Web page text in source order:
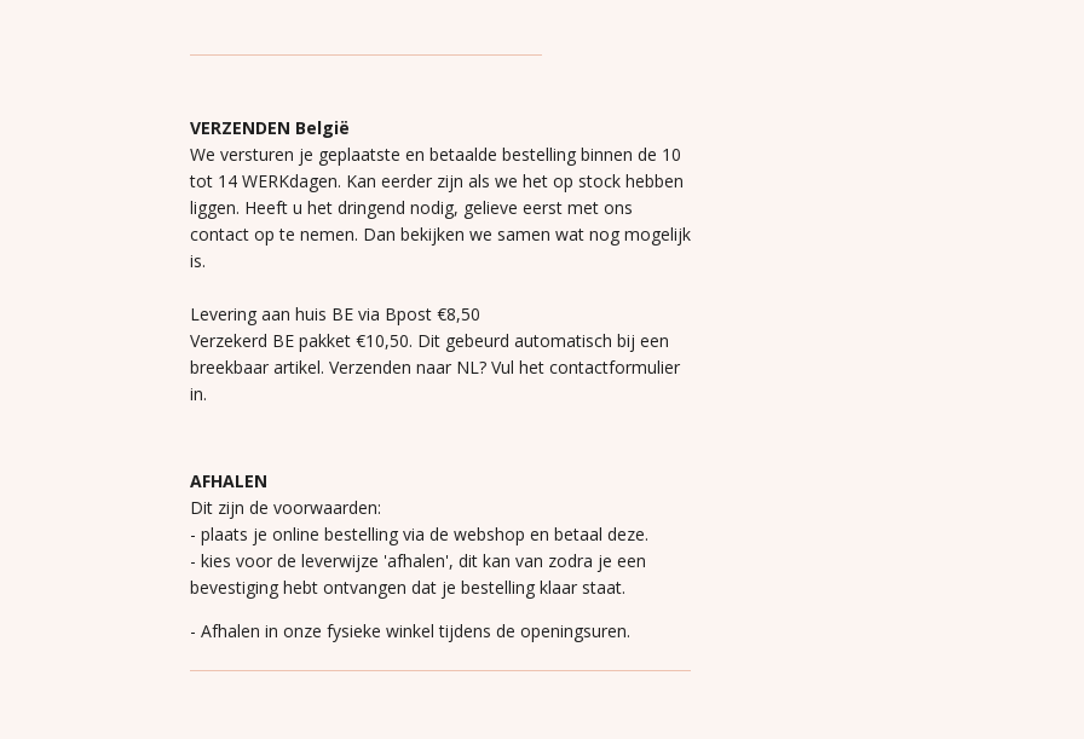
VERZENDEN België
We versturen je geplaatste en betaalde bestelling binnen de 10
tot 14 WERKdagen. Kan eerder zijn als we het op stock hebben
liggen. Heeft u het dringend nodig, gelieve eerst met ons
contact op te nemen. Dan bekijken we samen wat nog mogelijk
is.
Levering aan huis BE via Bpost €8,50
Verzekerd BE pakket €10,50. Dit gebeurd automatisch bij een
breekbaar artikel. Verzenden naar NL? Vul het contactformulier
in.
AFHALEN
Dit zijn de voorwaarden:
- plaats je online bestelling via de webshop en betaal deze.
- kies voor de leverwijze 'afhalen', dit kan van zodra je een
bevestiging hebt ontvangen dat je bestelling klaar staat.
- Afhalen in onze fysieke winkel tijdens de openingsuren.